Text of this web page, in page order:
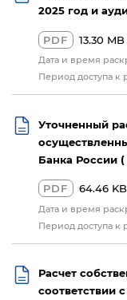
2025 год и
PDF 13.30 MB
Дата и время
Период доступа к
Уточненный
Банка России (
PDF 64.46 KB
Дата и время
Период доступа к
Расчет
соответствии